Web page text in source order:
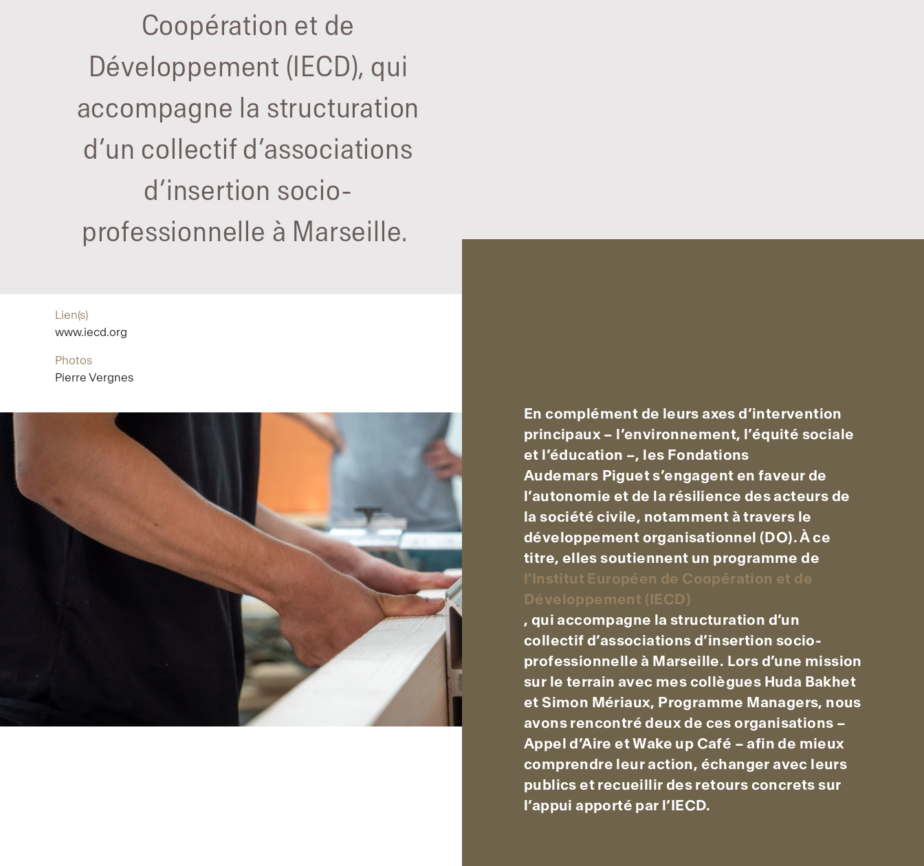
Coopération et de
Développement (IECD), qui
accompagne la structuration
d’un collectif d’associations
d’insertion socio-
professionnelle à Marseille.
Lien(s)
www.iecd.org
Photos
Pierre Vergnes
En complément de leurs axes d’intervention
principaux – l’environnement, l’équité sociale
et l’éducation –, les Fondations
Audemars Piguet s’engagent en faveur de
l’autonomie et de la résilience des acteurs de
la société civile, notamment à travers le
développement organisationnel (DO). À ce
titre, elles soutiennent un programme de
l'Institut Européen de Coopération et de
Développement (IECD)
, qui accompagne la structuration d’un
collectif d’associations d’insertion socio-
professionnelle à Marseille. Lors d’une mission
sur le terrain avec mes collègues Huda Bakhet
et Simon Mériaux, Programme Managers, nous
avons rencontré deux de ces organisations –
Appel d’Aire et Wake up Café – afin de mieux
comprendre leur action, échanger avec leurs
publics et recueillir des retours concrets sur
l’appui apporté par l’IECD.